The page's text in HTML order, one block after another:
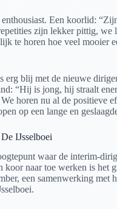
Een koorlid:
zijn lekker pittig, we
te horen hoe veel mooier
erg blij met de nieuwe
“Hij is jong, hij straalt
horen nu al de positieve
op een lange en
IJsselboei
waar de interim-
koor naar toe werken is het
een samenwerking met